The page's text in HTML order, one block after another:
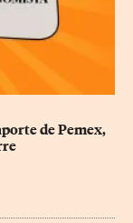
de Pemex,